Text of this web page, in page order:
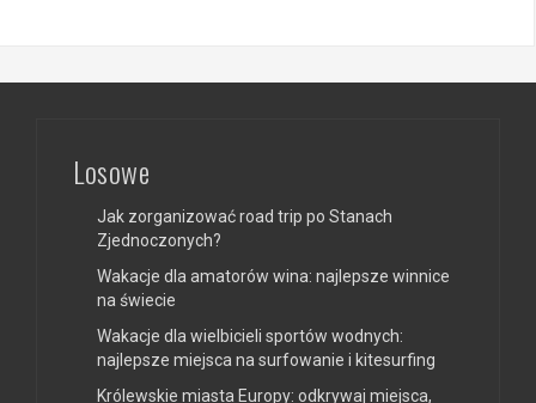
Losowe
Jak zorganizować road trip po Stanach
Zjednoczonych?
Wakacje dla amatorów wina: najlepsze winnice
na świecie
Wakacje dla wielbicieli sportów wodnych:
najlepsze miejsca na surfowanie i kitesurfing
Królewskie miasta Europy: odkrywaj miejsca,